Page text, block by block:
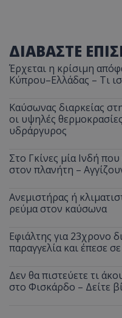
ΔΙΑΒΑΣΤΕ
Έρχεται η κρίσιμη
Κύπρου–Ελλάδας – Τι
Καύσωνας διαρκείας
οι υψηλές
υδράργυρος
Στο Γκίνες μία Ινδή
στον πλανήτη –
Ανεμιστήρας ή
ρεύμα στον καύσωνα
Εφιάλτης για 23χρονο
παραγγελία και έπεσε
Δεν θα πιστεύετε τι
στο Φισκάρδο – Δείτε